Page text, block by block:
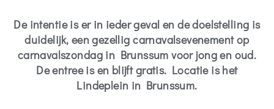
De intentie is er in ieder geval en de doelstelling is
duidelijk, een gezellig carnavalsevenement op
carnavalszondag in Brunssum voor jong en oud.
De entree is en blijft gratis. Locatie is het
Lindeplein in Brunssum.